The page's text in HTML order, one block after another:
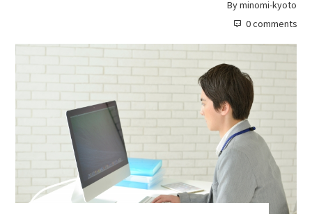
Byminomi-kyoto
0 comments